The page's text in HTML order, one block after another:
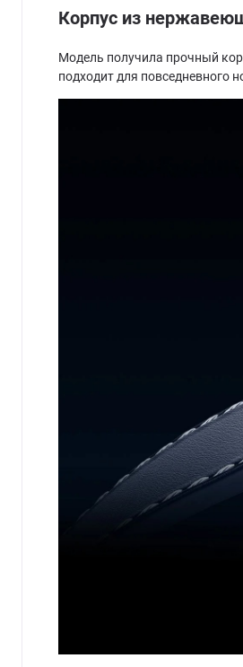
Корпус из
Модель получила прочный
подходит для повседневного